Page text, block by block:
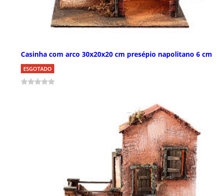
Casinha com arco 30x20x20 cm presépio napolitano 6 cm
ESGOTADO